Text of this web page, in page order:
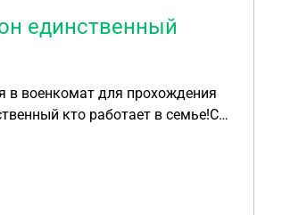
единственный
в военкомат для прохождения
кто работает в семье!С
инвалидом я получаю!